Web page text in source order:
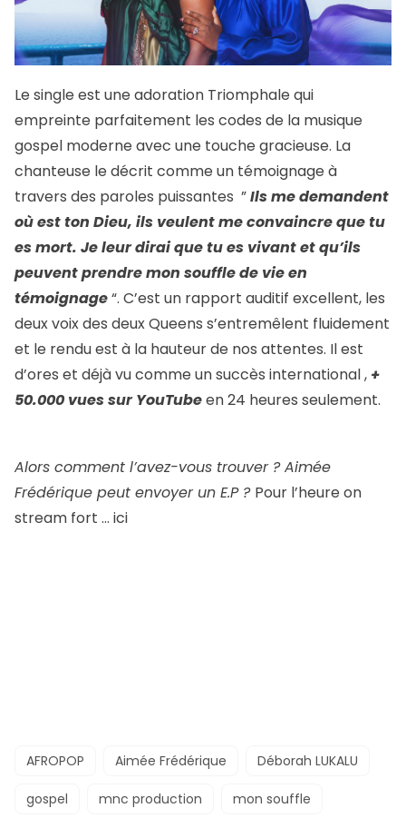
Le single est une adoration Triomphale qui
empreinte parfaitement les codes de la musique
gospel moderne avec une touche gracieuse. La
chanteuse le décrit comme un témoignage à
travers des paroles puissantes ”Ils me demandent
où est ton Dieu, ils veulent me convaincre que tu
es mort. Je leur dirai que tu es vivant et qu’ils
peuvent prendre mon souffle de vie en
témoignage“. C’est un rapport auditif excellent, les
deux voix des deux Queens s’entremêlent fluidement
et le rendu est à la hauteur de nos attentes. Il est
d’ores et déjà vu comme un succès international , +
50.000 vues sur YouTubeen 24 heures seulement.
Alors comment l’avez-vous trouver ? Aimée
Frédérique peut envoyer un E.P ? Pour l’heure on
stream fort … ici
AFROPOP Aimée Frédérique Déborah LUKALU
gospel mnc production mon souffle